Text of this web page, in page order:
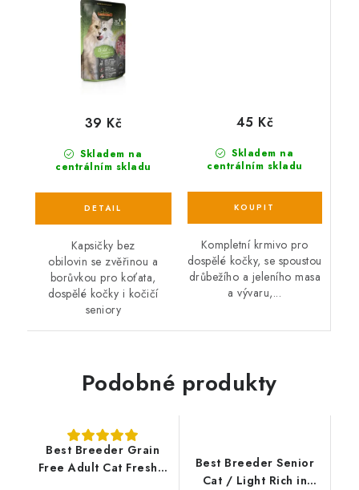
Skladem na
centrálním skladu
39 Kč
Kapsičky bez
obilovin se zvěřinou a
borůvkou pro koťata,
dospělé kočky i kočičí
seniory
Skladem na
centrálním skladu
45 Kč
Kompletní krmivo pro
dospělé kočky, se spoustou
drůbežího a jeleního masa
a vývaru,...
Podobné produkty
Best Breeder Grain
Free Adult Cat Freshly
Best Breeder Senior
Cat / Light Rich in